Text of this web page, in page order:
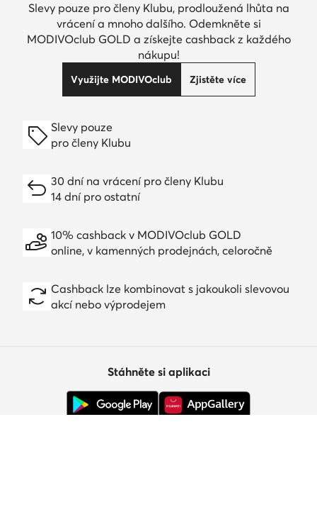
Slevy pouze pro členy Klubu, prodloužená lhůta na
vrácení a mnoho dalšího. Odemkněte si
MODIVOclub GOLD a získejte cashback z každého
nákupu!
Využijte MODIVOclub Zjistěte více
Slevy pouze
pro členy Klubu
30 dní na vrácení pro členy Klubu
14 dní pro ostatní
10% cashback v MODIVOclub GOLD
online, v kamenných prodejnách, celoročně
Cashback lze kombinovat s jakoukoli slevovou
akcí nebo výprodejem
Stáhněte si aplikaci